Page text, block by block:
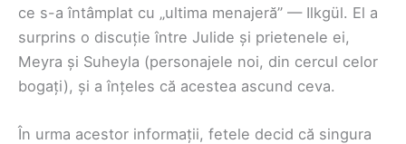
ce s-a întâmplat cu „ultima menajeră” — Ilkgül. El a
surprins o discuție între Julide și prietenele ei,
Meyra și Suheyla (personajele noi, din cercul celor
bogați), și a înțeles că acestea ascund ceva.
În urma acestor informații, fetele decid că singura